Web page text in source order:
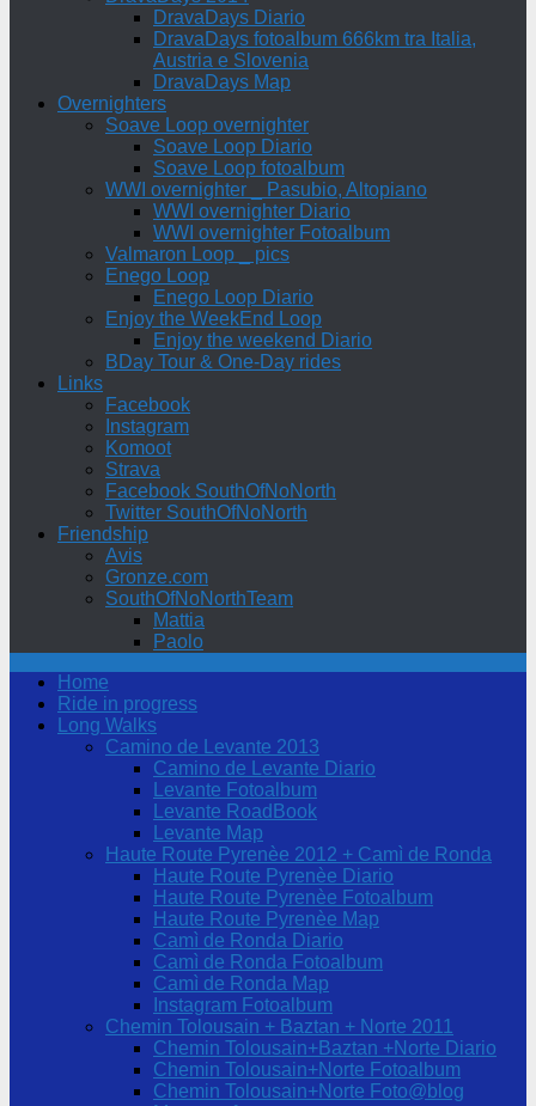
DravaDays Diario
DravaDays fotoalbum 666km tra Italia,
Austria e Slovenia
DravaDays Map
Overnighters
Soave Loop overnighter
Soave Loop Diario
Soave Loop fotoalbum
WWI overnighter _ Pasubio, Altopiano
WWI overnighter Diario
WWI overnighter Fotoalbum
Valmaron Loop _ pics
Enego Loop
Enego Loop Diario
Enjoy the WeekEnd Loop
Enjoy the weekend Diario
BDay Tour & One-Day rides
Links
Facebook
Instagram
Komoot
Strava
Facebook SouthOfNoNorth
Twitter SouthOfNoNorth
Friendship
Avis
Gronze.com
SouthOfNoNorthTeam
Mattia
Paolo
Home
Ride in progress
Long Walks
Camino de Levante 2013
Camino de Levante Diario
Levante Fotoalbum
Levante RoadBook
Levante Map
Haute Route Pyrenèe 2012 + Camì de Ronda
Haute Route Pyrenèe Diario
Haute Route Pyrenèe Fotoalbum
Haute Route Pyrenèe Map
Camì de Ronda Diario
Camì de Ronda Fotoalbum
Camì de Ronda Map
Instagram Fotoalbum
Chemin Tolousain + Baztan + Norte 2011
Chemin Tolousain+Baztan +Norte Diario
Chemin Tolousain+Norte Fotoalbum
Chemin Tolousain+Norte Foto@blog